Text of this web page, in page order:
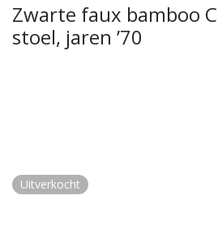
Zwarte faux bamboo
stoel, jaren ’70
Uitverkocht